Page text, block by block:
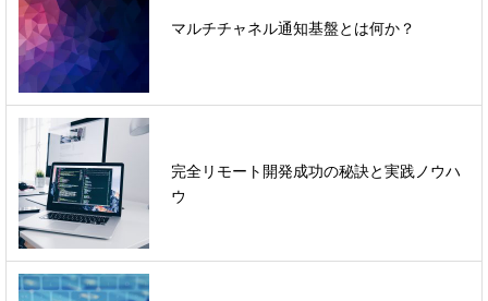
マルチチャネル通知基盤とは何か？
完全リモート開発成功の秘訣と実践ノウハ
ウ